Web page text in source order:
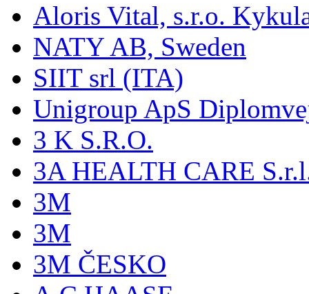
Aloris Vital, s.r.o.
NATY AB, Sweden
SIIT srl (ITA)
Unigroup ApS
3 K S.R.O.
3A HEALTH CARE
3M
3M
3M ČESKO